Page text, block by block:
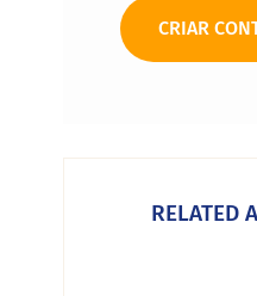
CRIAR
RELATED